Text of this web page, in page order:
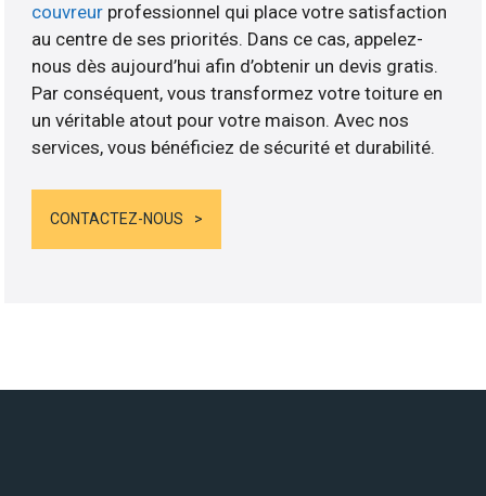
couvreur professionnel qui place votre satisfaction
au centre de ses priorités. Dans ce cas, appelez-
nous dès aujourd’hui afin d’obtenir un devis gratis.
Par conséquent, vous transformez votre toiture en
un véritable atout pour votre maison. Avec nos
services, vous bénéficiez de sécurité et durabilité.
CONTACTEZ-NOUS